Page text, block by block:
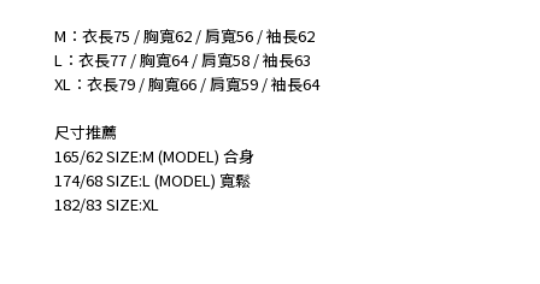
M：衣長75 / 胸寬62 / 肩寬56 / 袖長62
L：衣長77 / 胸寬64 / 肩寬58 / 袖長63
XL：衣長79 / 胸寬66 / 肩寬59 / 袖長64
尺寸推薦
165/62 SIZE:M (MODEL) 合身
174/68 SIZE:L (MODEL) 寬鬆
182/83 SIZE:XL